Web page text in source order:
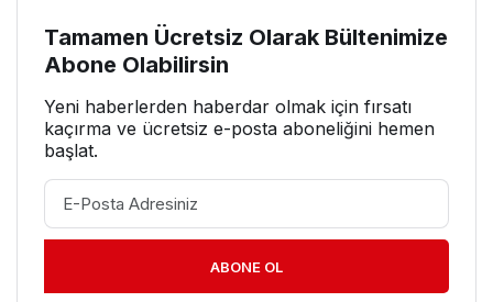
Tamamen Ücretsiz Olarak Bültenimize
Abone Olabilirsin
Yeni haberlerden haberdar olmak için fırsatı
kaçırma ve ücretsiz e-posta aboneliğini hemen
başlat.
ABONE OL